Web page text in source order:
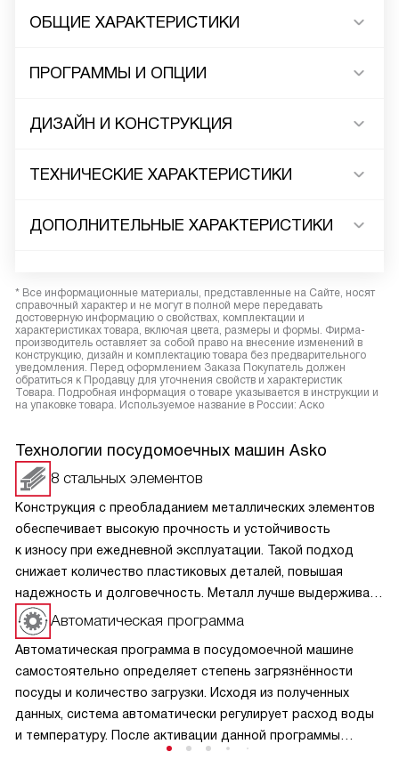
ОБЩИЕ ХАРАКТЕРИСТИКИ
ПРОГРАММЫ И ОПЦИИ
ДИЗАЙН И КОНСТРУКЦИЯ
ТЕХНИЧЕСКИЕ ХАРАКТЕРИСТИКИ
ДОПОЛНИТЕЛЬНЫЕ ХАРАКТЕРИСТИКИ
* Все информационные материалы, представленные на Сайте, носят
справочный характер и не могут в полной мере передавать
достоверную информацию о свойствах, комплектации и
характеристиках товара, включая цвета, размеры и формы. Фирма-
производитель оставляет за собой право на внесение изменений в
конструкцию, дизайн и комплектацию товара без предварительного
уведомления. Перед оформлением Заказа Покупатель должен
обратиться к Продавцу для уточнения свойств и характеристик
Товара. Подробная информация о товаре указывается в инструкции и
на упаковке товара. Используемое название в России: Аско
Технологии посудомоечных машин Asko
8 стальных элементов
Конструкция с преобладанием металлических элементов
обеспечивает высокую прочность и устойчивость
к износу при ежедневной эксплуатации. Такой подход
снижает количество пластиковых деталей, повышая
надежность и долговечность. Металл лучше выдерживает
нагрузки, перепады температуры и воздействие влаги, что
способствует стабильной работе на протяжении
длительного времени и сохраняет качество всех
внутренних компонентов.
Автоматическая программа
Автоматическая программа в посудомоечной машине
самостоятельно определяет степень загрязнённости
посуды и количество загрузки. Исходя из полученных
данных, система автоматически регулирует расход воды
и температуру. После активации данной программы